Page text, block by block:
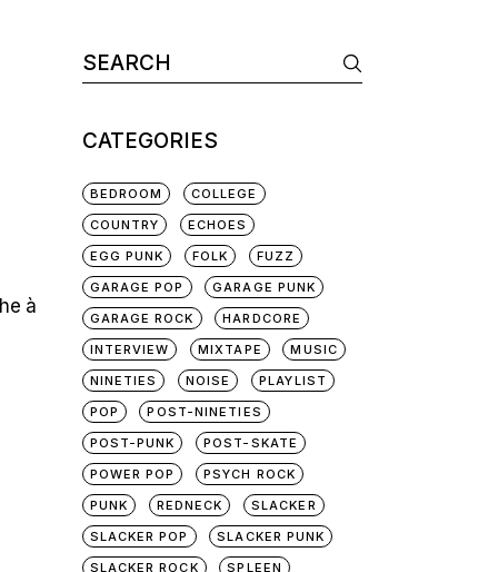
à
Search
for:
CATEGORIES
BEDROOM
COLLEGE
COUNTRY
ECHOES
EGG PUNK
FOLK
FUZZ
GARAGE POP
GARAGE PUNK
GARAGE ROCK
HARDCORE
INTERVIEW
MIXTAPE
MUSIC
NINETIES
NOISE
PLAYLIST
POP
POST-NINETIES
POST-PUNK
POST-SKATE
POWER POP
PSYCH ROCK
PUNK
REDNECK
SLACKER
SLACKER POP
SLACKER PUNK
SLACKER ROCK
SPLEEN